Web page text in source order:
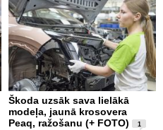
Škoda uzsāk sava lielākā
modeļa, jaunā krosovera
Peaq, ražošanu (+ FOTO)
1